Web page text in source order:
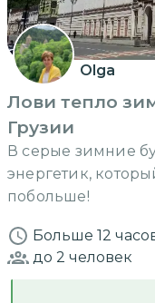
Olga
Лови тепло
Грузии
В серые зимние
энергетик,
побольше!
Больше 12
до 2 человек